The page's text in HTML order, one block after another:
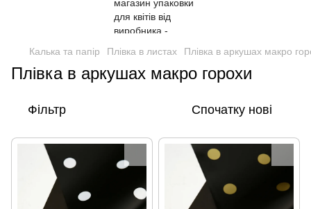
Калька та папір Плівка в листах Плівка в аркушах макро
Плівка в аркушах макро горохи
Фільтр Спочатку нові